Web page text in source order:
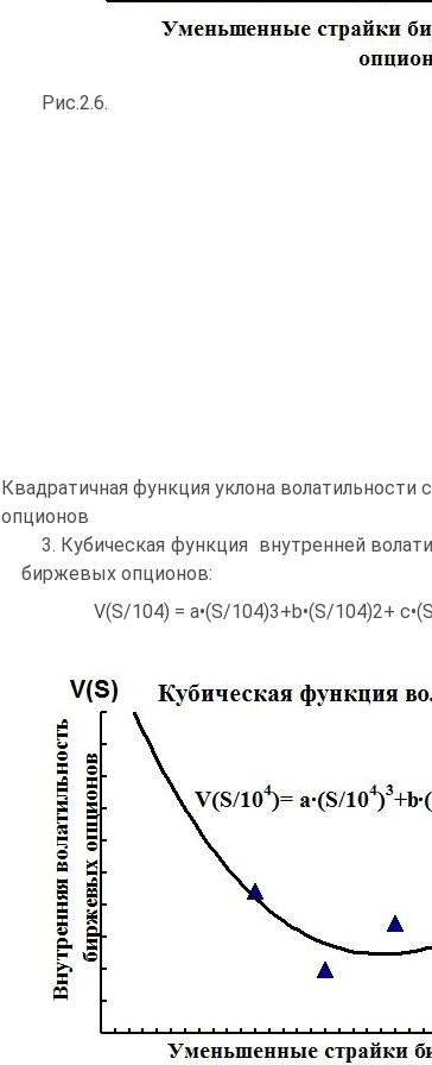
Рис.2.6.
Квадратичная функция уклона
опционов
3. Кубическая функция внутренней
биржевых опционов:
V(S/104) = a•(S/104)3+b•(S/